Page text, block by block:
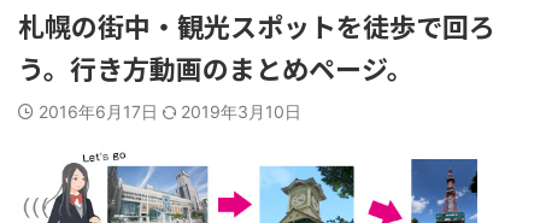
札幌の街中・観光スポットを徒歩で回ろ
う。行き方動画のまとめページ。
2016年6月17日 2019年3月10日